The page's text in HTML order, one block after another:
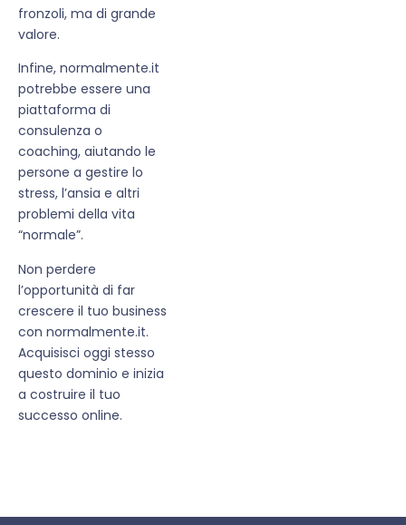
fronzoli, ma di grande
valore.
Infine, normalmente.it
potrebbe essere una
piattaforma di
consulenza o
coaching, aiutando le
persone a gestire lo
stress, l’ansia e altri
problemi della vita
“normale”.
Non perdere
l’opportunità di far
crescere il tuo business
con normalmente.it.
Acquisisci oggi stesso
questo dominio e inizia
a costruire il tuo
successo online.